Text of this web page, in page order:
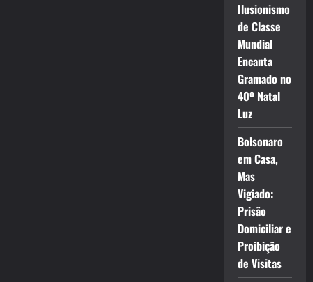
Ilusionismo
de Classe
Mundial
Encanta
Gramado no
40º Natal
Luz
Bolsonaro
em Casa,
Mas
Vigiado:
Prisão
Domiciliar e
Proibição
de Visitas